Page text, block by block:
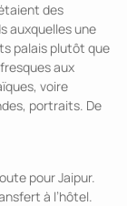
des
auxquelles une
palais plutôt que
aux
voire
portraits. De
pour Jaipur.
à l’hôtel.